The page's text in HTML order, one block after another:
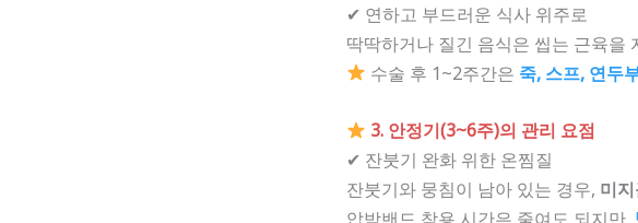
✔ 연하고 부드러운 식사 위주로
딱딱하거나 질긴 음식은 씹는 근육을
수술 후 1~2주간은 죽, 스프, 연두
3. 안정기(3~6주)의 관리 요점
✔ 잔붓기 완화 위한 온찜질
잔붓기와 뭉침이 남아 있는 경우, 미